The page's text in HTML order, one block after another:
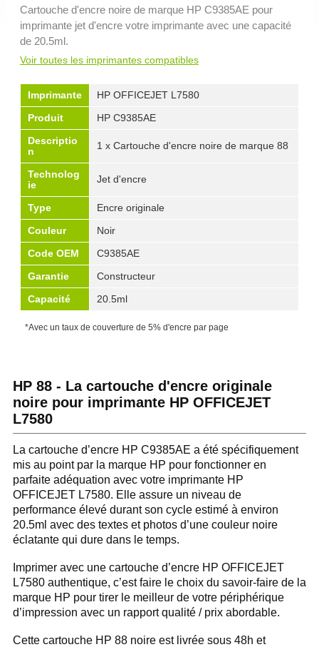
Cartouche d'encre noire de marque HP C9385AE pour
imprimante jet d'encre votre imprimante avec une capacité
de 20.5ml.
Voir toutes les imprimantes compatibles
Imprimante
HP OFFICEJET L7580
Produit
HP C9385AE
Descriptio
n
1 x Cartouche d'encre noire de marque 88
Technolog
ie
Jet d'encre
Type
Encre originale
Couleur
Noir
Code OEM
C9385AE
Garantie
Constructeur
Capacité
20.5ml
*Avec un taux de couverture de 5% d'encre par page
HP 88 - La cartouche d'encre originale
noire pour imprimante HP OFFICEJET
L7580
La cartouche d’encre HP C9385AE a été spécifiquement
mis au point par la marque HP pour fonctionner en
parfaite adéquation avec votre imprimante HP
OFFICEJET L7580. Elle assure un niveau de
performance élevé durant son cycle estimé à environ
20.5ml avec des textes et photos d’une couleur noire
éclatante qui dure dans le temps.
Imprimer avec une cartouche d’encre HP OFFICEJET
L7580 authentique, c’est faire le choix du savoir-faire de la
marque HP pour tirer le meilleur de votre périphérique
d’impression avec un rapport qualité / prix abordable.
Cette cartouche HP 88 noire est livrée sous 48h et